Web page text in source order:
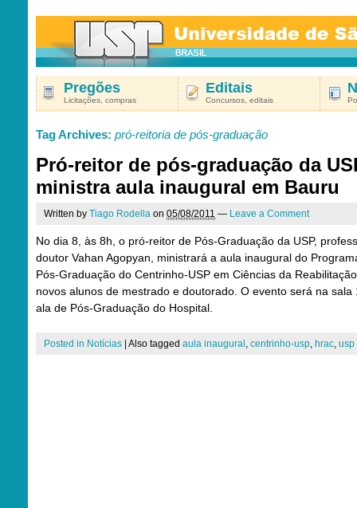
Pregões
Licitações, compras
Editais
Concursos, editais
Tag Archives: pró-reitoria de pós-graduação
Pró-reitor de pós-graduação da
ministra aula inaugural em Bauru
Written by Tiago Rodella on 05/08/2011 — Leave a Comment
No dia 8, às 8h, o pró-reitor de Pós-Graduação da USP,
doutor Vahan Agopyan, ministrará a aula inaugural do
Pós-Graduação do Centrinho-USP em Ciências da
novos alunos de mestrado e doutorado. O evento será na sala
ala de Pós-Graduação do Hospital.
Posted in Notícias Also tagged aula inaugural , centrinho-usp, hrac, usp